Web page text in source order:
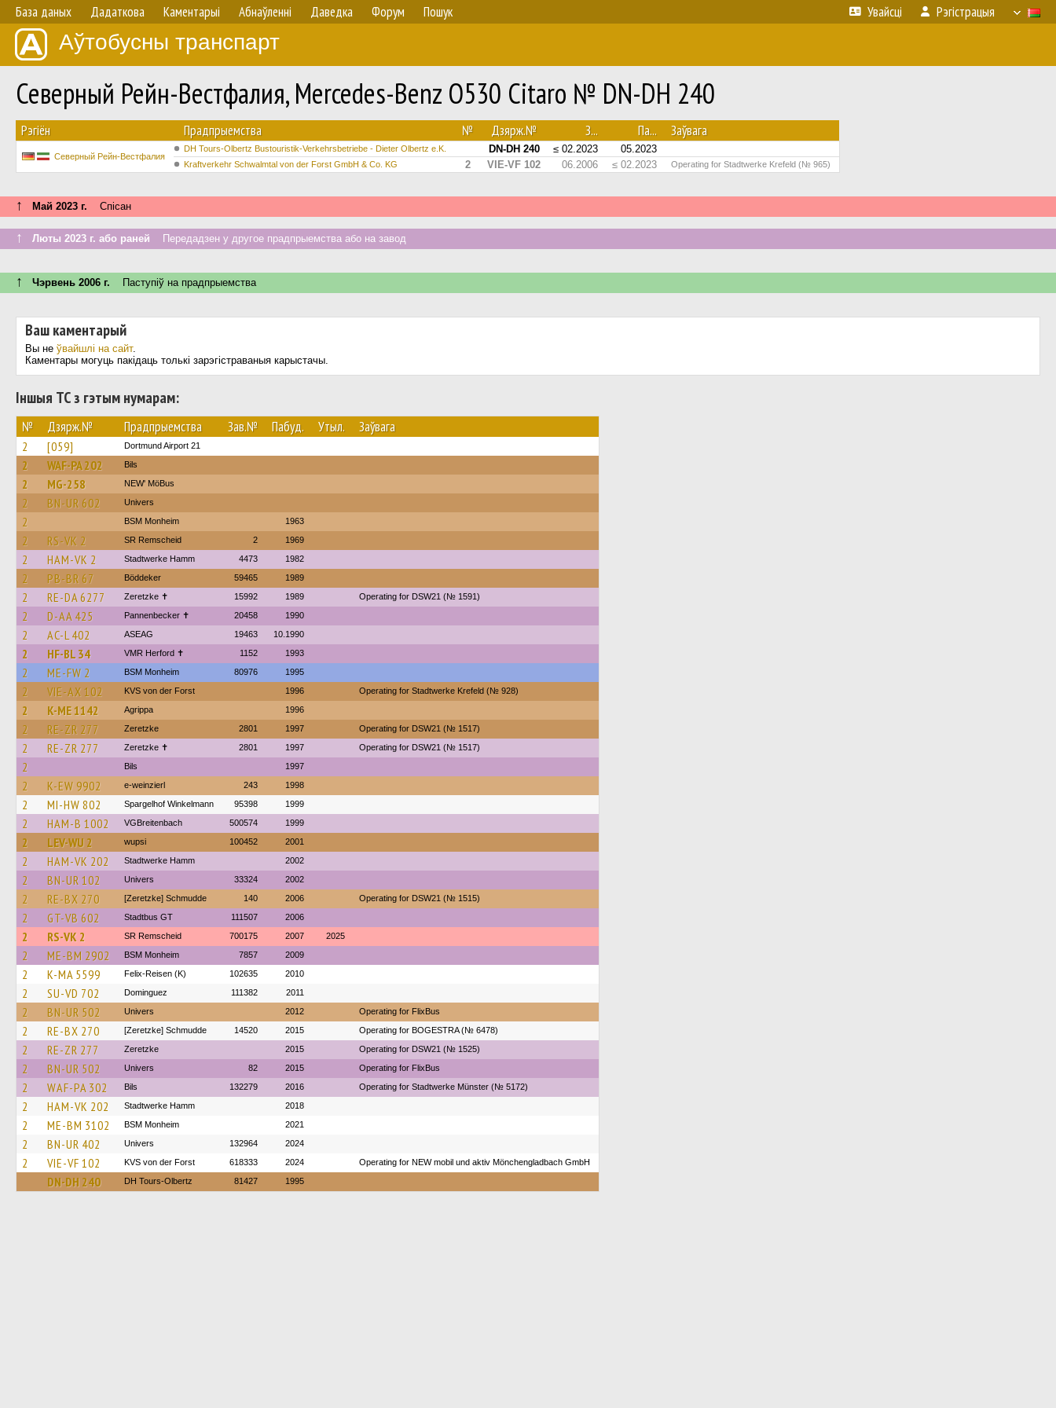
База даных Дадаткова Каментарыі Абнаўленнi Даведка Форум Пошук Увайсці Рэгістрацыя
Аўтобусны транспарт
Северный Рейн-Вестфалия, Mercedes-Benz O530 Citaro № DN-DH 240
Рэгіён Прадпрыемства № Дзярж.№ З... Па... Заўвага
Северный Рейн-Вестфалия
DH Tours-Olbertz Bustouristik-Verkehrsbetriebe - Dieter Olbertz e.K. DN-DH 240 ≤ 02.2023 05.2023
Kraftverkehr Schwalmtal von der Forst GmbH & Co. KG 2 VIE-VF 102 06.2006 ≤ 02.2023 Operating for Stadtwerke Krefeld (№ 965)
↑ Май 2023 г. Спісан
↑ Люты 2023 г. або раней Передадзен у другое прадпрыемства або на завод
↑ Чэрвень 2006 г. Паступiў на прадпрыемства
Ваш каментарый
Вы не ўвайшлі на сайт.
Каментары могуць пакідаць толькі зарэгістраваныя карыстачы.
Іншыя ТС з гэтым нумарам:
№ Дзярж.№ Прадпрыемства Зав.№ Пабуд. Утыл. Заўвага
2 [059] Dortmund Airport 21
2 WAF-PA 202 Bils
2 MG-258 NEW' MöBus
2 BN-UR 602 Univers
2 BSM Monheim 1963
2 RS-VK 2 SR Remscheid 2 1969
2 HAM-VK 2 Stadtwerke Hamm 4473 1982
2 PB-BR 67 Böddeker 59465 1989
2 RE-DA 6277 Zeretzke ✝ 15992 1989 Operating for DSW21 (№ 1591)
2 D-AA 425 Pannenbecker ✝︎ 20458 1990
2 AC-L 402 ASEAG 19463 10.1990
2 HF-BL 34 VMR Herford ✝ 1152 1993
2 ME-FW 2 BSM Monheim 80976 1995
2 VIE-AX 102 KVS von der Forst 1996 Operating for Stadtwerke Krefeld (№ 928)
2 K-ME 1142 Agrippa 1996
2 RE-ZR 277 Zeretzke 2801 1997 Operating for DSW21 (№ 1517)
2 RE-ZR 277 Zeretzke ✝ 2801 1997 Operating for DSW21 (№ 1517)
2 Bils 1997
2 K-EW 9902 e-weinzierl 243 1998
2 MI-HW 802 Spargelhof Winkelmann 95398 1999
2 HAM-B 1002 VGBreitenbach 500574 1999
2 LEV-WU 2 wupsi 100452 2001
2 HAM-VK 202 Stadtwerke Hamm 2002
2 BN-UR 102 Univers 33324 2002
2 RE-BX 270 [Zeretzke] Schmudde 140 2006 Operating for DSW21 (№ 1515)
2 GT-VB 602 Stadtbus GT 111507 2006
2 RS-VK 2 SR Remscheid 700175 2007 2025
2 ME-BM 2902 BSM Monheim 7857 2009
2 K-MA 5599 Felix-Reisen (K) 102635 2010
2 SU-VD 702 Dominguez 111382 2011
2 BN-UR 502 Univers 2012 Operating for FlixBus
2 RE-BX 270 [Zeretzke] Schmudde 14520 2015 Operating for BOGESTRA (№ 6478)
2 RE-ZR 277 Zeretzke 2015 Operating for DSW21 (№ 1525)
2 BN-UR 502 Univers 82 2015 Operating for FlixBus
2 WAF-PA 302 Bils 132279 2016 Operating for Stadtwerke Münster (№ 5172)
2 HAM-VK 202 Stadtwerke Hamm 2018
2 ME-BM 3102 BSM Monheim 2021
2 BN-UR 402 Univers 132964 2024
2 VIE-VF 102 KVS von der Forst 618333 2024 Operating for NEW mobil und aktiv Mönchengladbach GmbH
DN-DH 240 DH Tours-Olbertz 81427 1995